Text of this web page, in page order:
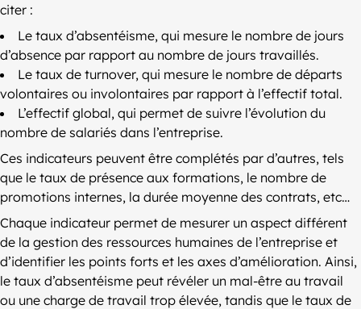
citer :
Le taux d’absentéisme, qui mesure le nombre de jours
d’absence par rapport au nombre de jours travaillés.
Le taux de turnover, qui mesure le nombre de départs
volontaires ou involontaires par rapport à l’effectif total.
L’effectif global, qui permet de suivre l’évolution du
nombre de salariés dans l’entreprise.
Ces indicateurs peuvent être complétés par d’autres, tels
que le taux de présence aux formations, le nombre de
promotions internes, la durée moyenne des contrats, etc…
Chaque indicateur permet de mesurer un aspect différent
de la gestion des ressources humaines de l’entreprise et
d’identifier les points forts et les axes d’amélioration. Ainsi,
le taux d’absentéisme peut révéler un mal-être au travail
ou une charge de travail trop élevée, tandis que le taux de